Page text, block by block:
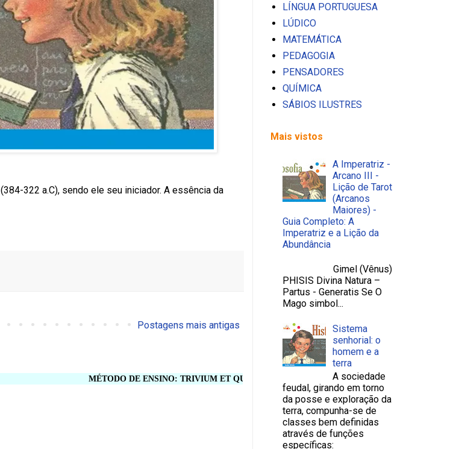
(384-322 a.C), sendo ele seu iniciador. A essência da
Postagens mais antigas
MÉTODO DE ENSINO: TRIVIUM ET QUADRIVIUM. LUDUS SCHOLA - ESCOLA COOPERATIVA DE
LÍNGUA PORTUGUESA
LÚDICO
MATEMÁTICA
PEDAGOGIA
PENSADORES
QUÍMICA
SÁBIOS ILUSTRES
Mais vistos
A Imperatriz -
Arcano III -
Lição de Tarot
(Arcanos
Maiores) -
Guia Completo: A
Imperatriz e a Lição da
Abundância
Gimel (Vênus)
PHISIS Divina Natura –
Partus - Generatis Se O
Mago simbol...
Sistema
senhorial: o
homem e a
terra
A sociedade
feudal, girando em torno
da posse e exploração da
terra, compunha-se de
classes bem definidas
através de funções
específicas: